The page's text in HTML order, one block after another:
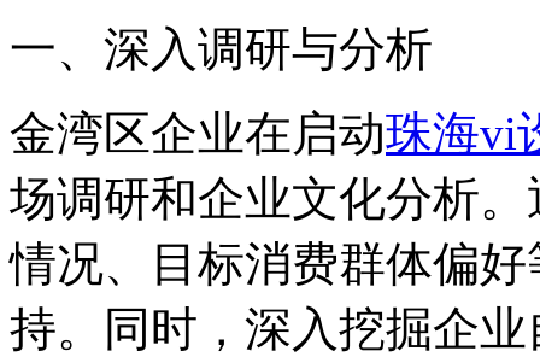
一、深入调研与分析
金湾区企业在启动珠海vi
场调研和企业文化分析
情况、目标消费群体偏
持。同时，深入挖掘企